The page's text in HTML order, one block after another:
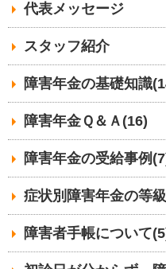
代表メッセージ
スタッフ紹介
障害年金の基礎知識
障害年金Ｑ＆Ａ(16)
障害年金の受給事例
症状別障害年金の等
障害者手帳について